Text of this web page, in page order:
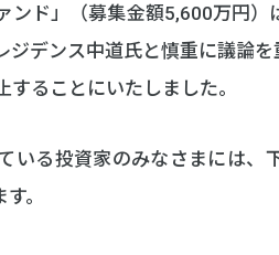
ンド」（募集金額5,600万円
ジデンス中道氏と慎重に議論
ることにいたしました。
いる投資家のみなさまには、
。